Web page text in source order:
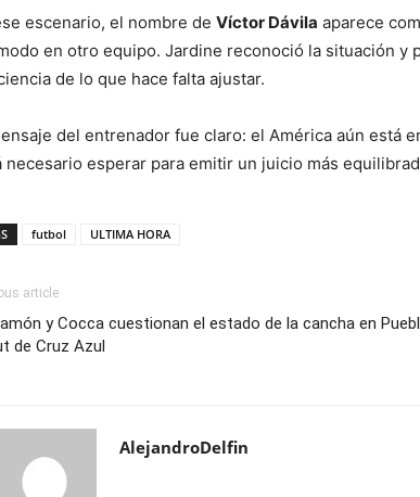
escenario, el nombre de Víctor Dávila aparece
en otro equipo. Jardine reconoció la situación
de lo que hace falta ajustar.
del entrenador fue claro: el América aún está
necesario esperar para emitir un juicio más
futbol ULTIMA HORA
article
y Cocca cuestionan el estado de la cancha en
de Cruz Azul
AlejandroDelfin